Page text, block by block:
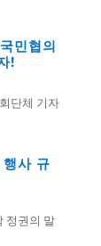
민협의
!
단체 기자
사 규
정권의 말